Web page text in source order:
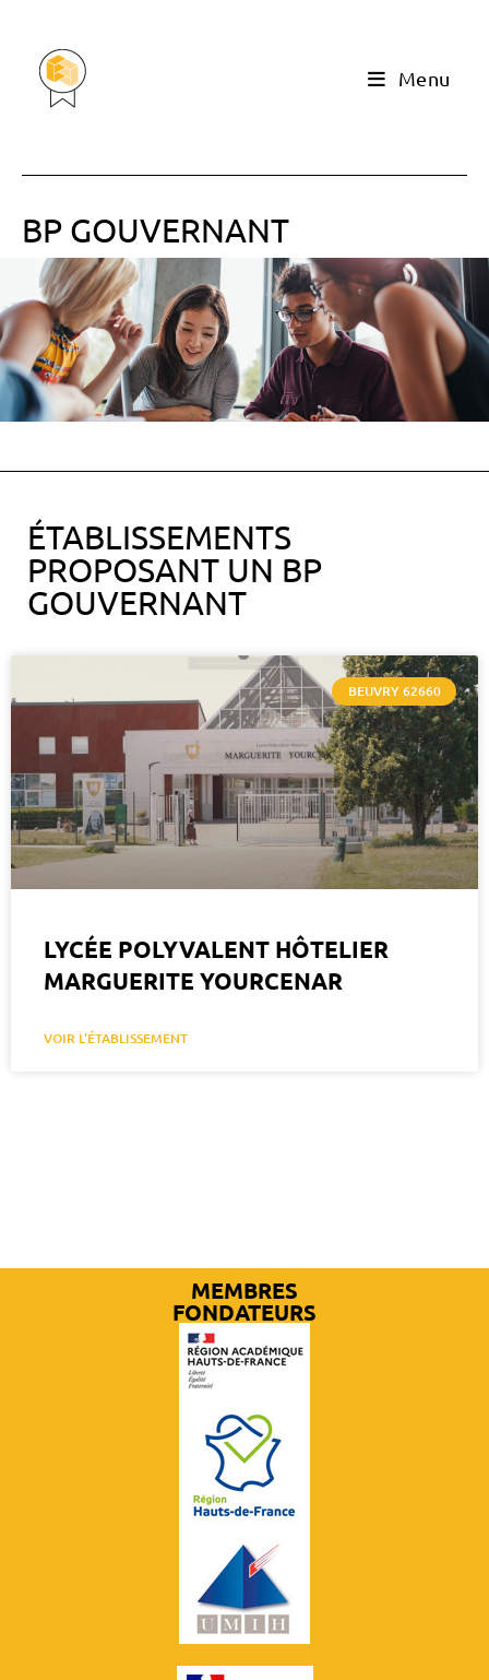
Menu
BP GOUVERNANT
ÉTABLISSEMENTS
PROPOSANT UN BP
GOUVERNANT
BEUVRY 62660
LYCÉE POLYVALENT HÔTELIER
MARGUERITE YOURCENAR
VOIR L'ÉTABLISSEMENT
MEMBRES
FONDATEURS